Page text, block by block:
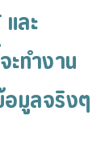
ละ
ทำงาน
อมูลจริงๆ